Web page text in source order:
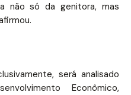
não só da genitora, mas
, será analisado
Econômico,